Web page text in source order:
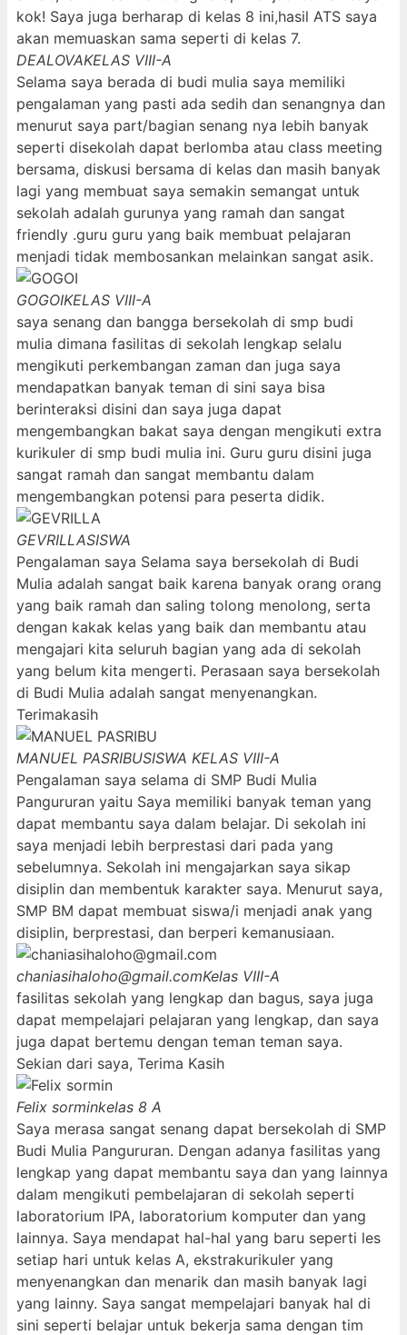
kok! Saya juga berharap di kelas 8 ini,hasil ATS saya
akan memuaskan sama seperti di kelas 7.
DEALOVAKELAS VIII-A
Selama saya berada di budi mulia saya memiliki
pengalaman yang pasti ada sedih dan senangnya dan
menurut saya part/bagian senang nya lebih banyak
seperti disekolah dapat berlomba atau class meeting
bersama, diskusi bersama di kelas dan masih banyak
lagi yang membuat saya semakin semangat untuk
sekolah adalah gurunya yang ramah dan sangat
friendly .guru guru yang baik membuat pelajaran
menjadi tidak membosankan melainkan sangat asik.
GOGOIKELAS VIII-A
saya senang dan bangga bersekolah di smp budi
mulia dimana fasilitas di sekolah lengkap selalu
mengikuti perkembangan zaman dan juga saya
mendapatkan banyak teman di sini saya bisa
berinteraksi disini dan saya juga dapat
mengembangkan bakat saya dengan mengikuti extra
kurikuler di smp budi mulia ini. Guru guru disini juga
sangat ramah dan sangat membantu dalam
mengembangkan potensi para peserta didik.
GEVRILLASISWA
Pengalaman saya Selama saya bersekolah di Budi
Mulia adalah sangat baik karena banyak orang orang
yang baik ramah dan saling tolong menolong, serta
dengan kakak kelas yang baik dan membantu atau
mengajari kita seluruh bagian yang ada di sekolah
yang belum kita mengerti. Perasaan saya bersekolah
di Budi Mulia adalah sangat menyenangkan.
Terimakasih
MANUEL PASRIBUSISWA KELAS VIII-A
Pengalaman saya selama di SMP Budi Mulia
Pangururan yaitu Saya memiliki banyak teman yang
dapat membantu saya dalam belajar. Di sekolah ini
saya menjadi lebih berprestasi dari pada yang
sebelumnya. Sekolah ini mengajarkan saya sikap
disiplin dan membentuk karakter saya. Menurut saya,
SMP BM dapat membuat siswa/i menjadi anak yang
disiplin, berprestasi, dan berperi kemanusiaan.
chaniasihaloho@gmail.comKelas VIII-A
fasilitas sekolah yang lengkap dan bagus, saya juga
dapat mempelajari pelajaran yang lengkap, dan saya
juga dapat bertemu dengan teman teman saya.
Sekian dari saya, Terima Kasih
Felix sorminkelas 8 A
Saya merasa sangat senang dapat bersekolah di SMP
Budi Mulia Pangururan. Dengan adanya fasilitas yang
lengkap yang dapat membantu saya dan yang lainnya
dalam mengikuti pembelajaran di sekolah seperti
laboratorium IPA, laboratorium komputer dan yang
lainnya. Saya mendapat hal-hal yang baru seperti les
setiap hari untuk kelas A, ekstrakurikuler yang
menyenangkan dan menarik dan masih banyak lagi
yang lainny. Saya sangat mempelajari banyak hal di
sini seperti belajar untuk bekerja sama dengan tim